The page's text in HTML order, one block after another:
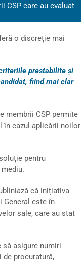
CSP care au evaluat
o discreție mai
prestabilite și
fiind mai clar
membrii CSP permite
în cazul aplicării noilor
pentru
că inițiativa
General este în
sale, care au stat
să asigure numiri
de procuratură,